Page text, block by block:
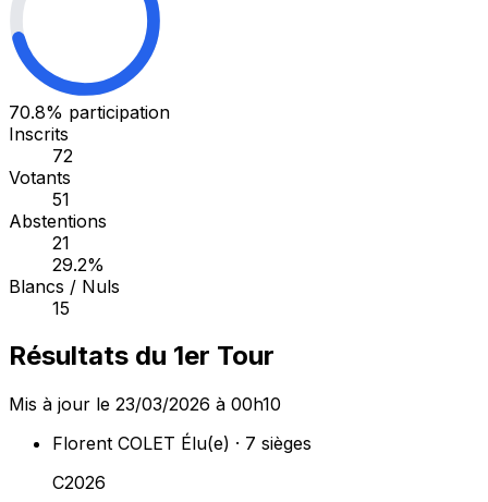
70.8% participation
Inscrits
72
Votants
51
Abstentions
21
29.2%
Blancs / Nuls
15
Résultats du 1er Tour
Mis à jour le 23/03/2026 à 00h10
Florent COLET Élu(e) · 7 sièges
C2026